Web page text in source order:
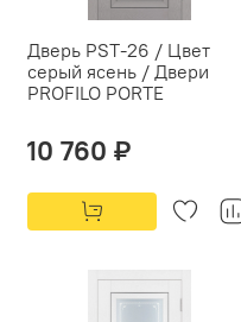
Дверь PST-26 / Цвет
серый ясень / Двери
PROFILO PORTE
10 760 ₽